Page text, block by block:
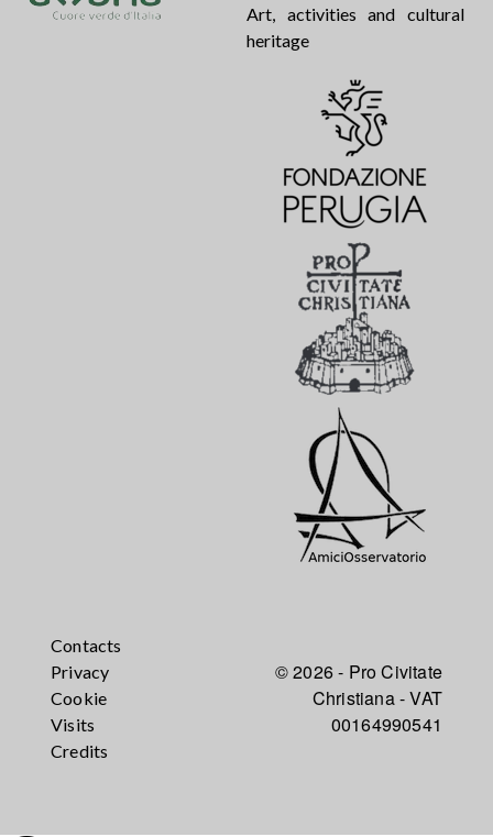
Art, activities and cultural
heritage
Contacts
Privacy
Cookie
Visits
Credits
© 2026 - Pro Civitate
Christiana - VAT
00164990541